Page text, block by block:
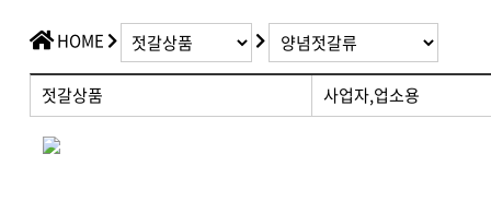
HOME
젓갈상품 사업자,업소용